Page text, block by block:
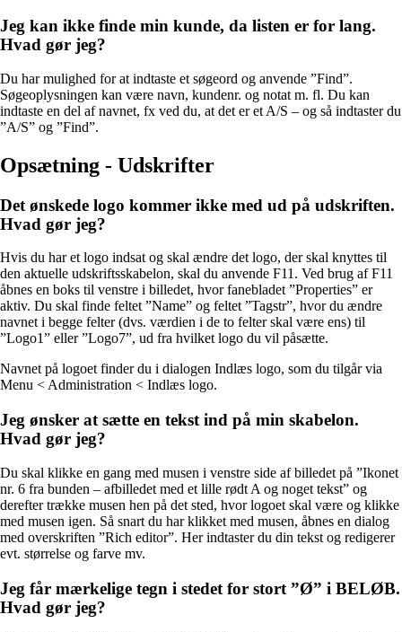
Jeg kan ikke finde min kunde, da listen er for lang.
Hvad gør jeg?
Du har mulighed for at indtaste et søgeord og anvende ”Find”.
Søgeoplysningen kan være navn, kundenr. og notat m. fl. Du kan
indtaste en del af navnet, fx ved du, at det er et A/S – og så indtaster du
”A/S” og ”Find”.
Opsætning - Udskrifter
Det ønskede logo kommer ikke med ud på udskriften.
Hvad gør jeg?
Hvis du har et logo indsat og skal ændre det logo, der skal knyttes til
den aktuelle udskriftsskabelon, skal du anvende F11. Ved brug af F11
åbnes en boks til venstre i billedet, hvor fanebladet ”Properties” er
aktiv. Du skal finde feltet ”Name” og feltet ”Tagstr”, hvor du ændre
navnet i begge felter (dvs. værdien i de to felter skal være ens) til
”Logo1” eller ”Logo7”, ud fra hvilket logo du vil påsætte.
Navnet på logoet finder du i dialogen Indlæs logo, som du tilgår via
Menu < Administration < Indlæs logo.
Jeg ønsker at sætte en tekst ind på min skabelon.
Hvad gør jeg?
Du skal klikke en gang med musen i venstre side af billedet på ”Ikonet
nr. 6 fra bunden – afbilledet med et lille rødt A og noget tekst” og
derefter trække musen hen på det sted, hvor logoet skal være og klikke
med musen igen. Så snart du har klikket med musen, åbnes en dialog
med overskriften ”Rich editor”. Her indtaster du din tekst og redigerer
evt. størrelse og farve mv.
Jeg får mærkelige tegn i stedet for stort ”Ø” i BELØB.
Hvad gør jeg?